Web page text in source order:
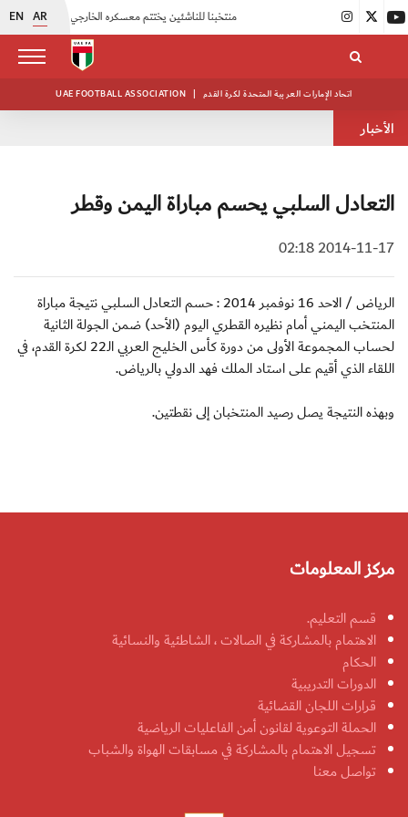
EN AR اتحاد الكرة يُنظم ورشة عمل للمراقبين المعتمدين |
UAE FOOTBALL ASSOCIATION | اتحاد الإمارات العربية المتحدة لكرة القدم
الأخبار
التعادل السلبي يحسم مباراة اليمن وقطر
2014-11-17 02:18
الرياض / الاحد 16 نوفمبر 2014 : حسم التعادل السلبي نتيجة مباراة
المنتخب اليمني أمام نظيره القطري اليوم (الأحد) ضمن الجولة الثانية
لحساب المجموعة الأولى من دورة كأس الخليج العربي الـ22 لكرة القدم، في
اللقاء الذي أقيم على استاد الملك فهد الدولي بالرياض.
وبهذه النتيجة يصل رصيد المنتخبان إلى نقطتين.
مركز المعلومات
قسم التعليم.
الاهتمام بالمشاركة في الصالات ، الشاطئية والنسائية
الحكام
الدورات التدريبية
قرارات اللجان القضائية
الحملة التوعوية لقانون أمن الفاعليات الرياضية
تسجيل الاهتمام بالمشاركة في مسابقات الهواة والشباب
تواصل معنا